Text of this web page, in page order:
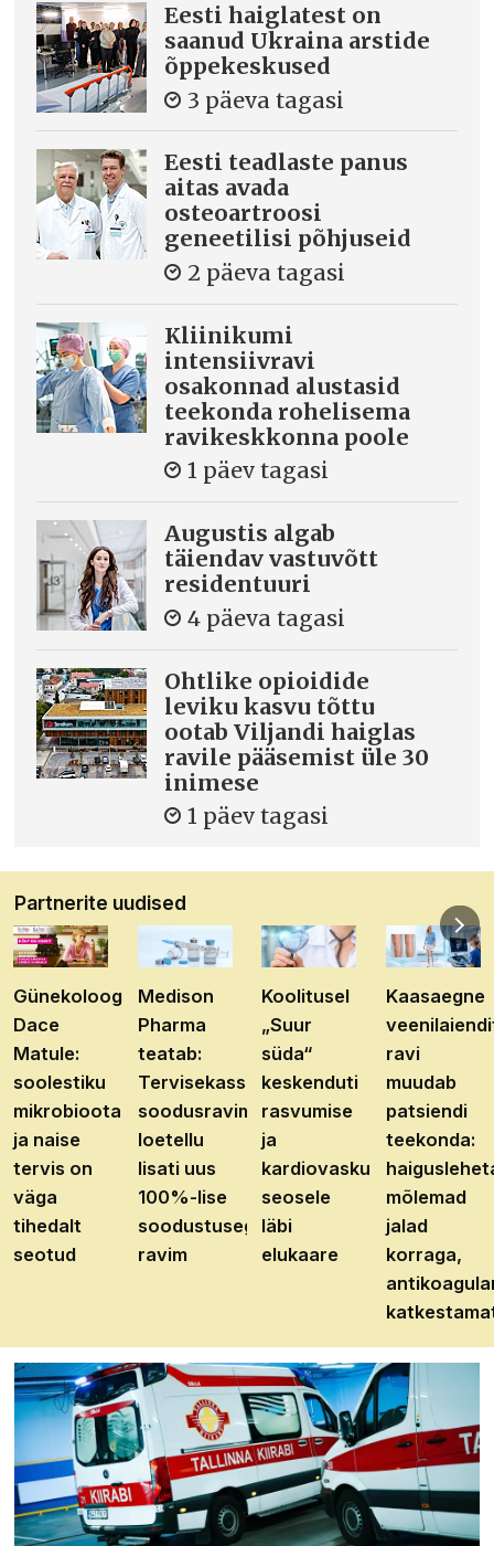
Eesti haiglatest on
saanud Ukraina arstide
õppekeskused
3 päeva tagasi
Eesti teadlaste panus
aitas avada
osteoartroosi
geneetilisi põhjuseid
2 päeva tagasi
Kliinikumi
intensiivravi
osakonnad alustasid
teekonda rohelisema
ravikeskkonna poole
1 päev tagasi
Augustis algab
täiendav vastuvõtt
residentuuri
4 päeva tagasi
Ohtlike opioidide
leviku kasvu tõttu
ootab Viljandi haiglas
ravile pääsemist üle 30
inimese
1 päev tagasi
Partnerite uudised
Günekoloog
Dace
Matule:
soolestiku
mikrobioota
ja naise
tervis on
väga
tihedalt
seotud
Medison
Pharma
teatab:
Tervisekassa
soodusravimite
loetellu
lisati uus
100%-lise
soodustusega
ravim
Koolitusel
„Suur
süda“
keskenduti
rasvumise
ja
kardiovaskulaarhaiguste
seosele
läbi
elukaare
Kaasaegne
ravi
muudab
patsiendi
teekonda:
mõlemad
jalad
korraga,